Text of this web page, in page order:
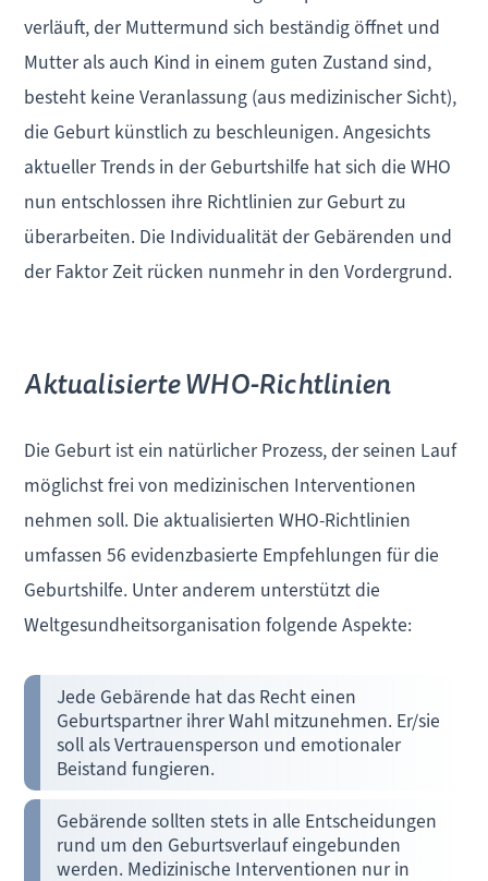
verläuft, der Muttermund sich beständig öffnet und
Mutter als auch Kind in einem guten Zustand sind,
besteht keine Veranlassung (aus medizinischer Sicht),
die Geburt künstlich zu beschleunigen. Angesichts
aktueller Trends in der Geburtshilfe hat sich die WHO
nun entschlossen ihre Richtlinien zur Geburt zu
überarbeiten. Die Individualität der Gebärenden und
der Faktor Zeit rücken nunmehr in den Vordergrund.
Aktualisierte WHO-Richtlinien
Die Geburt ist ein natürlicher Prozess, der seinen Lauf
möglichst frei von medizinischen Interventionen
nehmen soll. Die aktualisierten WHO-Richtlinien
umfassen 56 evidenzbasierte Empfehlungen für die
Geburtshilfe. Unter anderem unterstützt die
Weltgesundheitsorganisation folgende Aspekte:
Jede Gebärende hat das Recht einen
Geburtspartner ihrer Wahl mitzunehmen. Er/sie
soll als Vertrauensperson und emotionaler
Beistand fungieren.
Gebärende sollten stets in alle Entscheidungen
rund um den Geburtsverlauf eingebunden
werden. Medizinische Interventionen nur in